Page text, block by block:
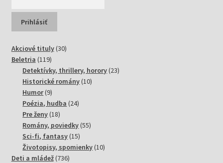
Akciové tituly 3030
Beletria 119119
produktov
Detektívky, thrillery, horory 2323
Historické romány 1010
Humor 99
produktov
Poézia, hudba 2424
Pre ženy 1818
produktov
Romány, poviedky 5555
Sci-fi, fantasy 1515
produktov
Životopisy, spomienky 1010
Deti a mládež 736736